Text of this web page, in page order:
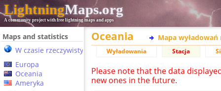
LightningMaps.org
A community project with free lightning maps and apps
Maps and statistics
W czasie rzeczywistym
Europa
Oceania
Ameryka
Oceania Mapa wyładowań
Wyładowania Stacja
Please note that the data
new ones in the future.